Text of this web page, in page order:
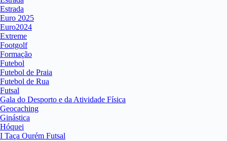
Estrada
Euro 2025
Euro2024
Extreme
Footgolf
Formação
Futebol
Futebol de Praia
Futebol de Rua
Futsal
Gala do Desporto e da Atividade Física
Geocaching
Ginástica
Hóquei
I Taça Ourém Futsal